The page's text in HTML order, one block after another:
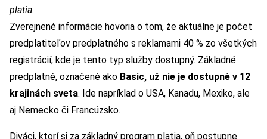
platia.
Zverejnené informácie hovoria o tom, že aktuálne je počet
predplatiteľov predplatného s reklamami 40 % zo všetkých
registrácií, kde je tento typ služby dostupný. Základné
predplatné, označené ako Basic, už nie je dostupné v 12
krajinách sveta. Ide napríklad o USA, Kanadu, Mexiko, ale
aj Nemecko či Francúzsko.
Diváci, ktorí si za základný program platia, oň postupne